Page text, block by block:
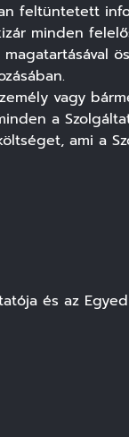
feltüntetett
minden
vagy
a
ami a
és az